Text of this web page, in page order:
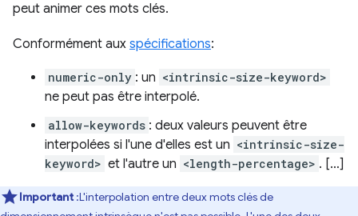
peut animer ces mots clés.
Conformément aux spécifications:
numeric-only : un <intrinsic-size-keyword>
ne peut pas être interpolé.
allow-keywords : deux valeurs peuvent être
interpolées si l'une d'elles est un <intrinsic-size-
keyword> et l'autre un <length-percentage> . […]
Important :L'interpolation entre deux mots clés de